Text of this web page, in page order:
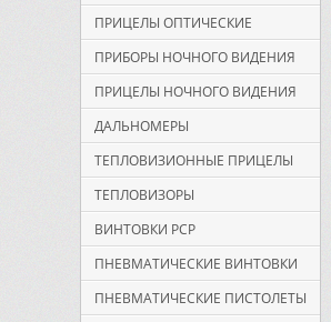
ПРИЦЕЛЫ ОПТИЧЕСКИЕ
ПРИБОРЫ НОЧНОГО ВИДЕНИЯ
ПРИЦЕЛЫ НОЧНОГО ВИДЕНИЯ
ДАЛЬНОМЕРЫ
ТЕПЛОВИЗИОННЫЕ ПРИЦЕЛЫ
ТЕПЛОВИЗОРЫ
ВИНТОВКИ PCP
ПНЕВМАТИЧЕСКИЕ ВИНТОВКИ
ПНЕВМАТИЧЕСКИЕ ПИСТОЛЕТЫ